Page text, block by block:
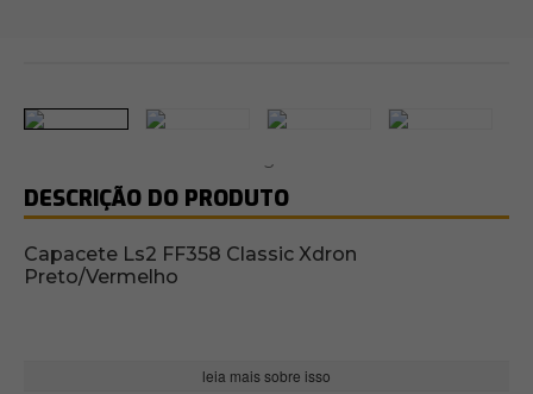
DESCRIÇÃO DO PRODUTO
Capacete Ls2 FF358 Classic Xdron
Preto/Vermelho
leia mais sobre isso